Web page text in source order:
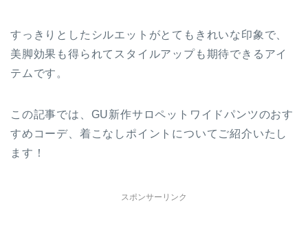
すっきりとしたシルエットがとてもきれいな印象で、
美脚効果も得られてスタイルアップも期待できるアイ
テムです。
この記事では、GU新作サロペットワイドパンツのおす
すめコーデ、着こなしポイントについてご紹介いたし
ます！
スポンサーリンク